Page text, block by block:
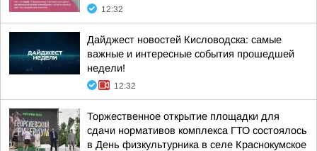
12:32
Дайджест новостей Кисловодска: самые
важные и интересные события прошедшей
недели!
12:32
Торжественное открытие площадки для
сдачи нормативов комплекса ГТО состоялось
в День физкультурника в селе Краснокумское